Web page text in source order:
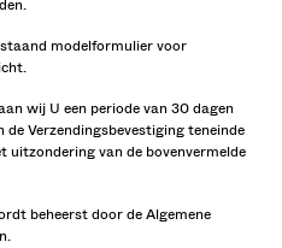
modelformulier voor
wij U een periode van 30 dagen
Verzendingsbevestiging teneinde
van de bovenvermelde
beheerst door de Algemene